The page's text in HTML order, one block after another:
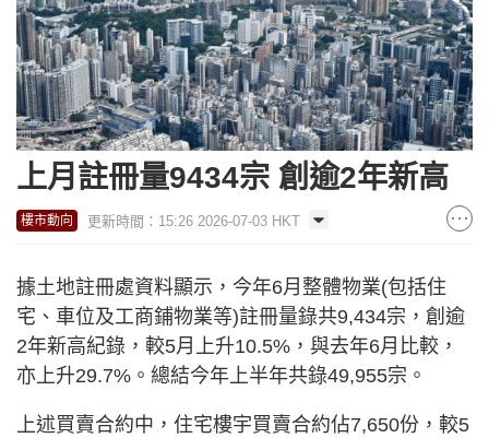
上月註冊量9434宗 創逾2年新高
樓市動向 更新時間：15:26 2026-07-03 HKT
據土地註冊處資料顯示，今年6月整體物業(包括住
宅、車位及工商鋪物業等)註冊量錄共9,434宗，創逾
2年新高紀錄，較5月上升10.5%，與去年6月比較，
亦上升29.7%。總結今年上半年共錄49,955宗。
上述買賣合約中，住宅樓宇買賣合約佔7,650份，較5